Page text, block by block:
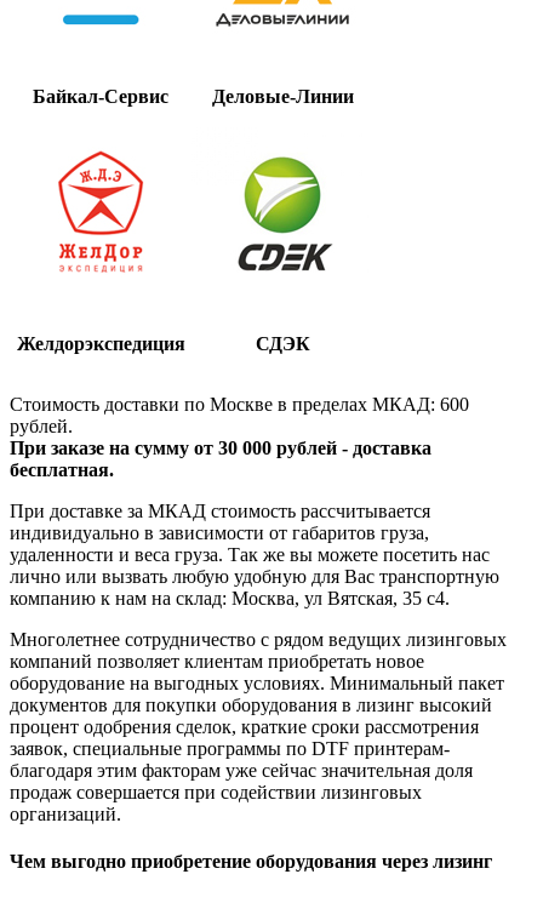
Байкал-Сервис Деловые-Линии
Желдорэкспедиция СДЭК
Стоимость доставки по Москве в пределах МКАД: 600
рублей.
При заказе на сумму от 30 000 рублей - доставка
бесплатная.
При доставке за МКАД стоимость рассчитывается
индивидуально в зависимости от габаритов груза,
удаленности и веса груза. Так же вы можете посетить нас
лично или вызвать любую удобную для Вас транспортную
компанию к нам на склад: Москва, ул Вятская, 35 c4.
Многолетнее сотрудничество с рядом ведущих лизинговых
компаний позволяет клиентам приобретать новое
оборудование на выгодных условиях. Минимальный пакет
документов для покупки оборудования в лизинг высокий
процент одобрения сделок, краткие сроки рассмотрения
заявок, специальные программы по DTF принтерам-
благодаря этим факторам уже сейчас значительная доля
продаж совершается при содействии лизинговых
организаций.
Чем выгодно приобретение оборудования через лизинг